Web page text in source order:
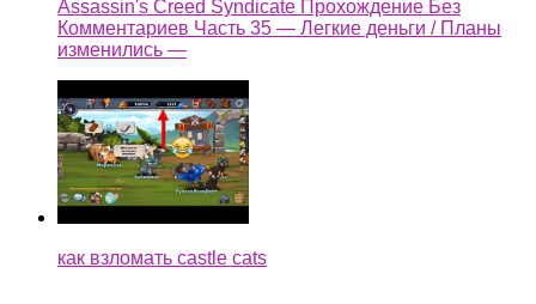
Assassin's Creed Syndicate Прохождение Без
Комментариев Часть 35 — Легкие деньги / Планы
изменились —
как взломать castle cats